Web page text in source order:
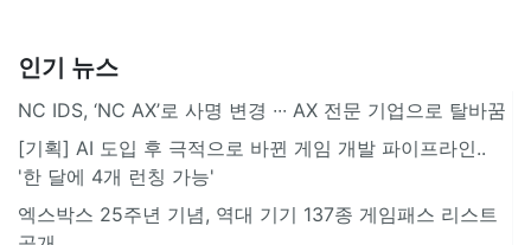
인기 뉴스
NC IDS, ‘NC AX’로 사명 변경 ∙∙∙ AX 전문 기업으로 탈바꿈
[기획] AI 도입 후 극적으로 바뀐 게임 개발 파이프라인..
'한 달에 4개 런칭 가능'
엑스박스 25주년 기념, 역대 기기 137종 게임패스 리스트